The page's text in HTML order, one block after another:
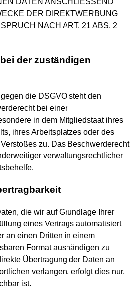
DATEN ANSCHLIESSEND
DER DIREKTWERBUNG
NACH ART. 21 ABS. 2
der zuständigen
die DSGVO steht den
bei einer
in dem Mitgliedstaat ihres
ihres Arbeitsplatzes oder des
zu. Das Beschwerderecht
verwaltungsrechtlicher
die wir auf Grundlage Ihrer
eines Vertrags automatisiert
an einen Dritten in einem
Format aushändigen zu
Übertragung der Daten an
verlangen, erfolgt dies nur,
ist.